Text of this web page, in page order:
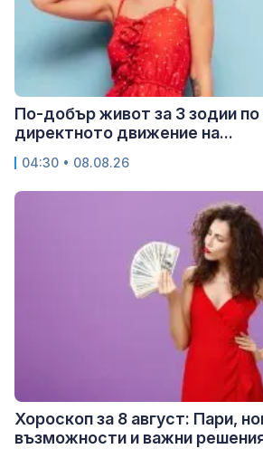
По-добър живот за 3 зодии
директното движение на...
04:30 • 08.08.26
Хороскоп за 8 август: Пари,
възможности и важни